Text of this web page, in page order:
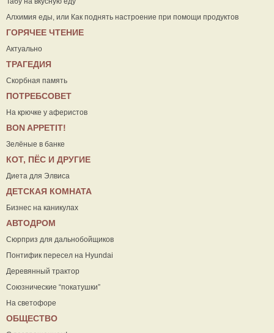
Алхимия еды, или Как поднять настроение при помощи продуктов
ГОРЯЧЕЕ ЧТЕНИЕ
Актуально
ТРАГЕДИЯ
Скорбная память
ПОТРЕБСОВЕТ
На крючке у аферистов
ВON APPETIT!
Зелёные в банке
КОТ, ПЁС И ДРУГИЕ
Диета для Элвиса
ДЕТСКАЯ КОМНАТА
Бизнес на каникулах
АВТОДРОМ
Сюрприз для дальнобойщиков
Понтифик пересел на Hyundai
Деревянный трактор
Союзнические “покатушки”
На светофоре
ОБЩЕСТВО